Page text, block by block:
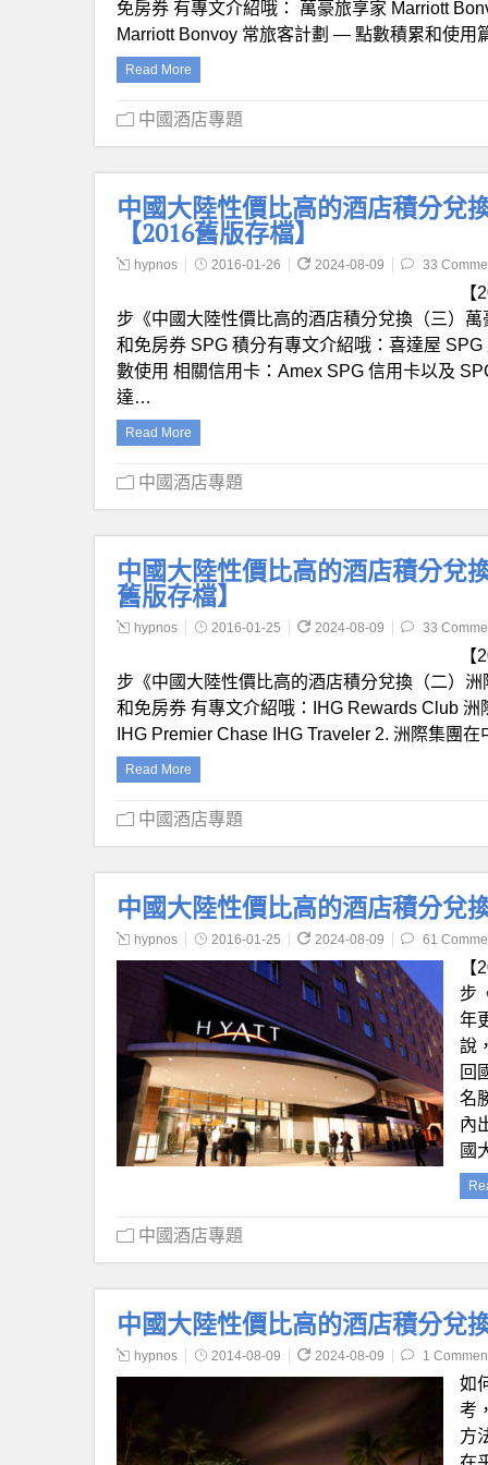
免房券 有專文介紹哦： 萬豪旅享家 Marriott
Marriott Bonvoy 常旅客計劃 — 點數積累和使
Read More
中國酒店專題
中國大陸性價比高的酒店積分兌
【2016舊版存檔】
hypnos 2016-01-26 2024-08-09 33
步《中國大陸性價比高的酒店積分兌換（三）
和免房券 SPG 積分有專文介紹哦：喜達屋
數使用 相關信用卡：Amex SPG 信用卡以及
達…
Read More
中國酒店專題
中國大陸性價比高的酒店積分兌
舊版存檔】
hypnos 2016-01-25 2024-08-09 33
步《中國大陸性價比高的酒店積分兌換（二）
和免房券 有專文介紹哦：IHG Rewards Club
IHG Premier Chase IHG Traveler 2. 洲際集團
Read More
中國酒店專題
中國大陸性價比高的酒店積分兌
hypnos 2016-01-25 2024-08-09 61
步
年
說
回
名
內
國
中國酒店專題
中國大陸性價比高的酒店積分兌
hypnos 2014-08-09 2024-08-09 1
如
考
方